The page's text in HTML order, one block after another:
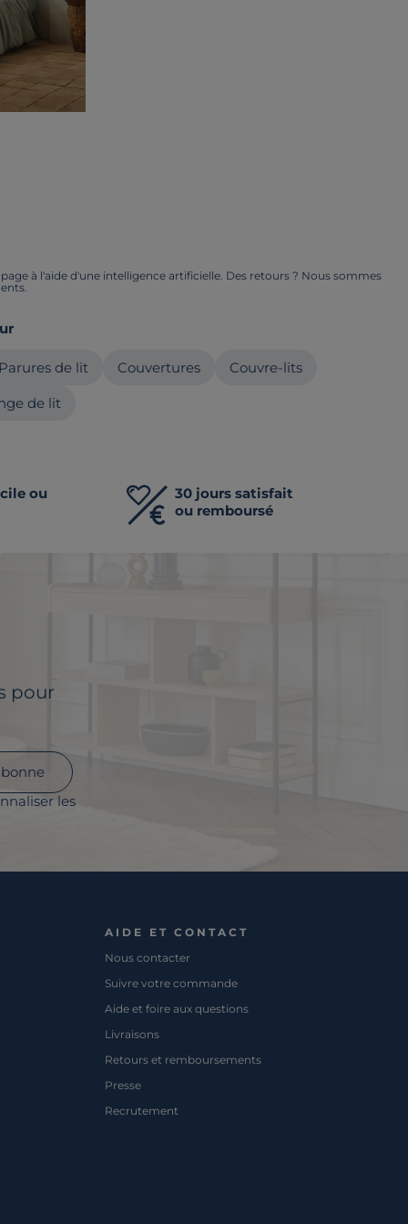
à l'aide d'une intelligence artificielle. Des retours ? Nous sommes
Parures de lit Couvertures Couvre-lits
de lit
ou
30 jours satisfait
ou remboursé
pour
les
AIDE ET CONTACT
Nous contacter
Suivre votre commande
Aide et foire aux questions
Livraisons
Retours et remboursements
Presse
Recrutement